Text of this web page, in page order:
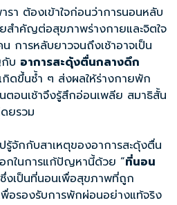
า ต้องเข้าใจก่อนว่าการนอนหลับ
ำคัญต่อสุขภาพร่างกายและจิตใจ
การหลับยาวจนถึงเช้าอาจเป็น
บ อาการสะดุ้งตื่นกลางดึก
กิดขึ้นซ้ำ ๆ ส่งผลให้ร่างกายพัก
ตอนเช้าจึงรู้สึกอ่อนเพลีย สมาธิสั้น
ยรวม
รู้จักกับสาเหตุของอาการสะดุ้งตื่น
กในการแก้ปัญหานี้ด้วย “ที่นอน
งเป็นที่นอนเพื่อสุขภาพที่ถูก
อรองรับการพักผ่อนอย่างแท้จริง